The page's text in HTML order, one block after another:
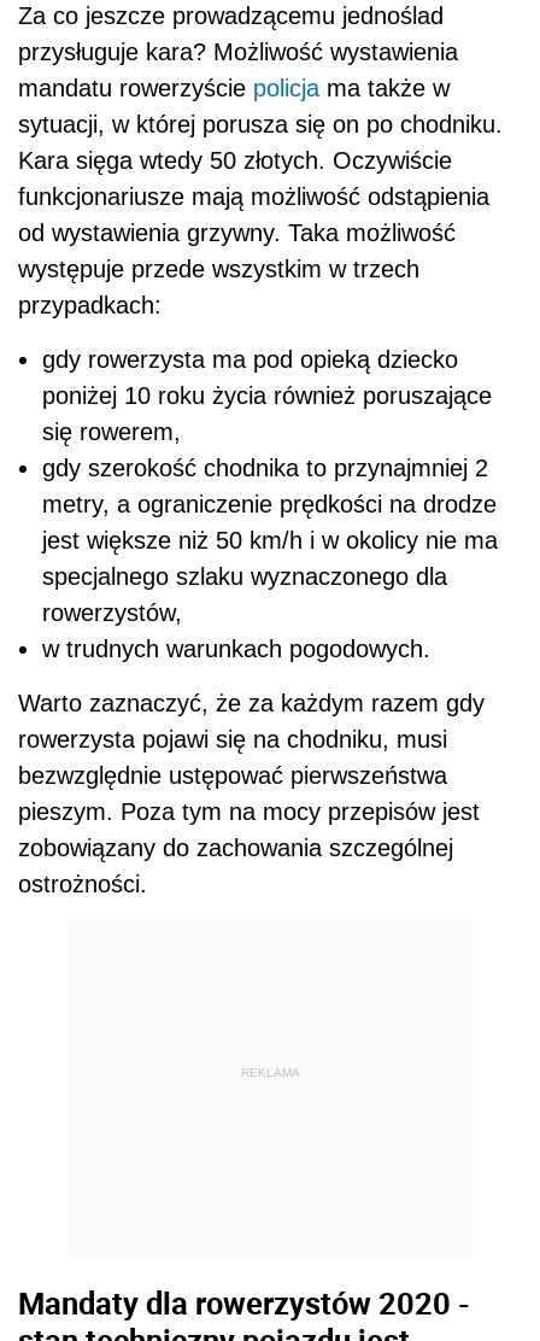
Za co jeszcze prowadzącemu jednoślad
przysługuje kara? Możliwość wystawienia
mandatu rowerzyście policja ma także w
sytuacji, w której porusza się on po chodniku.
Kara sięga wtedy 50 złotych. Oczywiście
funkcjonariusze mają możliwość odstąpienia
od wystawienia grzywny. Taka możliwość
występuje przede wszystkim w trzech
przypadkach:
gdy rowerzysta ma pod opieką dziecko
poniżej 10 roku życia również poruszające
się rowerem,
gdy szerokość chodnika to przynajmniej 2
metry, a ograniczenie prędkości na drodze
jest większe niż 50 km/h i w okolicy nie ma
specjalnego szlaku wyznaczonego dla
rowerzystów,
w trudnych warunkach pogodowych.
Warto zaznaczyć, że za każdym razem gdy
rowerzysta pojawi się na chodniku, musi
bezwzględnie ustępować pierwszeństwa
pieszym. Poza tym na mocy przepisów jest
zobowiązany do zachowania szczególnej
ostrożności.
REKLAMA
Mandaty dla rowerzystów 2020 -